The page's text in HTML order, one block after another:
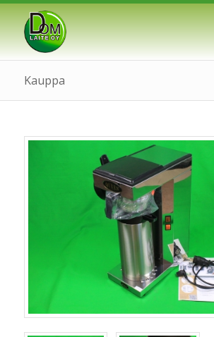
Kauppa